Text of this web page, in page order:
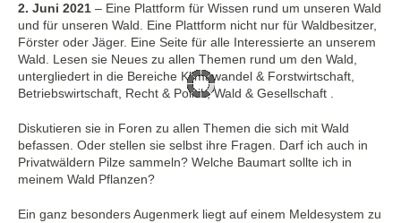
2. Juni 2021 – Eine Plattform für Wissen rund um unseren Wald
und für unseren Wald. Eine Plattform nicht nur für Waldbesitzer,
Förster oder Jäger. Eine Seite für alle Interessierte an unserem
Wald. Lesen sie Neues zu allen Themen rund um den Wald,
untergliedert in die Bereiche Klimawandel & Forstwirtschaft,
Betriebswirtschaft, Recht & Politik, Wald & Gesellschaft .
Diskutieren sie in Foren zu allen Themen die sich mit Wald
befassen. Oder stellen sie selbst ihre Fragen. Darf ich auch in
Privatwäldern Pilze sammeln? Welche Baumart sollte ich in
meinem Wald Pflanzen?
Ein ganz besonders Augenmerk liegt auf einem Meldesystem zu